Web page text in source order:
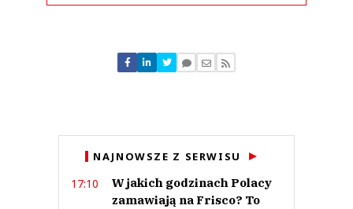
Nie znaleziono komentarzy
Zostaw swoje komentarze
NAJNOWSZE Z SERWISU
17:10
W jakich godzinach Polacy
zamawiają na Frisco? To